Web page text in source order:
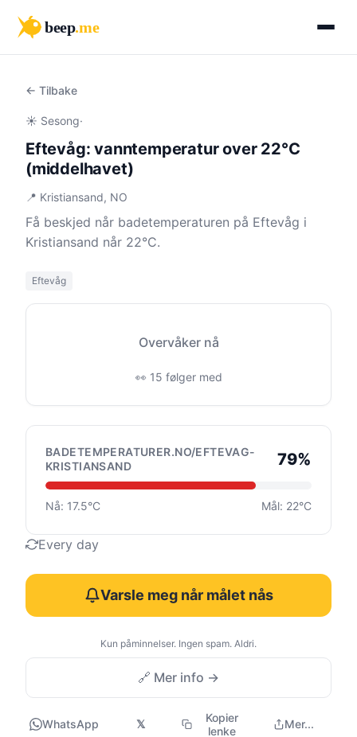
beep.me
← Tilbake
☀️ Sesong·
Eftevåg: vanntemperatur over 22°C
(middelhavet)
📍 Kristiansand, NO
Få beskjed når badetemperaturen på Eftevåg i
Kristiansand når 22°C.
Eftevåg
Overvåker nå
👀 15 følger med
BADETEMPERATURER.NO/EFTEVAG-
KRISTIANSAND
79%
Nå: 17.5°C Mål: 22°C
Every day
Varsle meg når målet nås
Kun påminnelser. Ingen spam. Aldri.
🔗 Mer info →
WhatsApp 𝕏
Kopier
lenke
Mer...